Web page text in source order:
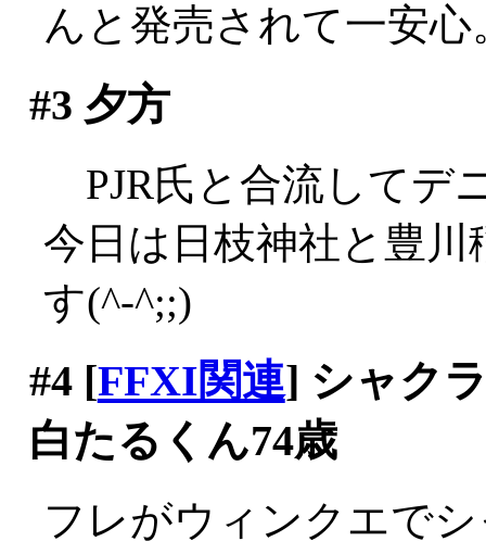
んと発売されて一安心
#3 夕方
PJR氏と合流してデ
今日は日枝神社と豊
す(^-^;;)
#4[FFXI関連] シャク
白たるくん74歳
フレがウィンクエで